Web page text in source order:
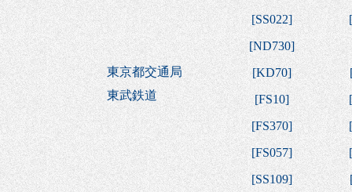
[SS022]
[
[ND730]
東京都交通局
[KD70]
東武鉄道
[FS10]
[
[FS370]
[
[FS057]
[
[SS109]